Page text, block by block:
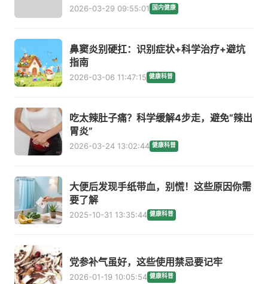
2026-03-29 09:55:01 国内健康
鼻窦炎别硬扛：识别症状+科学治疗+避坑
指南
2026-03-06 11:47:15 健康科普
吃太辣肚子痛？科学缓解4步走，避免“辣出
胃炎”
2026-03-24 13:02:44 健康科普
大便后发现手纸带血，别慌！这些原因你需
要了解
2025-10-31 13:35:44 健康科普
党参补气虽好，这些使用禁忌要记牢
2026-01-19 10:05:54 健康科普